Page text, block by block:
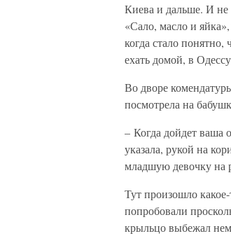
Киева и дальше. И не
«Сало, масло и
когда стало
ехать домой, в
Во дворе
посмотрела на
– Когда дойдет ваша
указала, рукой на
младшую девочку на
Тут произошло
попробовали
крыльцо выбежал